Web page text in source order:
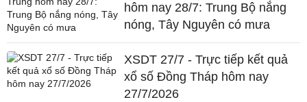
hôm nay 28/7: Trung Bộ nắng
nóng, Tây Nguyên có mưa
XSDT 27/7 - Trực tiếp kết quả
xổ số Đồng Tháp hôm nay
27/7/2026